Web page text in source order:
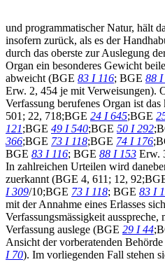
und programmatischer Natur, hält
insofern zurück, als es der
durch das oberste zur Auslegung
Organ ein besonderes Gewicht
abweicht (BGE 83 I 116; BGE 88 I
Erw. 2, 454 je mit Verweisungen).
Verfassung berufenes Organ ist
501; 22, 718;BGE 24 I 645;BGE
121;BGE 49 I 540;BGE 50 I 292
366;BGE 73 I 118;BGE 74 I 176
BGE 83 I 116; BGE 88 I 153 Erw.
In zahlreichen Urteilen wird
zuerkannt (BGE 4, 611; 12,
I 309/10;BGE 73 I 118; BGE 83 I
mit der Annahme eines Erlasses
Verfassungsmässigkeit
Verfassung auslege (BGE 29 I 44
Ansicht der vorberatenden
I 70). Im vorliegenden Fall stehen